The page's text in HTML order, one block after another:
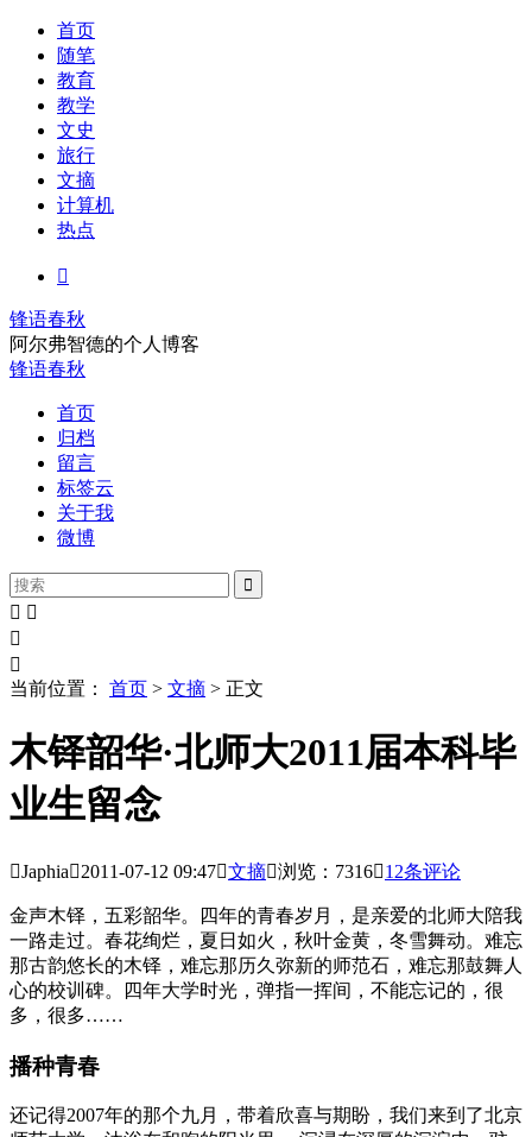
首页
随笔
教育
教学
文史
旅行
文摘
计算机
热点

锋语春秋
阿尔弗智德的个人博客
锋语春秋
首页
归档
留言
标签云
关于我
微博

 


当前位置： 首页 > 文摘 > 正文
木铎韶华·北师大2011届本科毕
业生留念
Japhia2011-07-12 09:47文摘浏览：731612条评论
金声木铎，五彩韶华。四年的青春岁月，是亲爱的北师大陪我
一路走过。春花绚烂，夏日如火，秋叶金黄，冬雪舞动。难忘
那古韵悠长的木铎，难忘那历久弥新的师范石，难忘那鼓舞人
心的校训碑。四年大学时光，弹指一挥间，不能忘记的，很
多，很多……
播种青春
还记得2007年的那个九月，带着欣喜与期盼，我们来到了北京